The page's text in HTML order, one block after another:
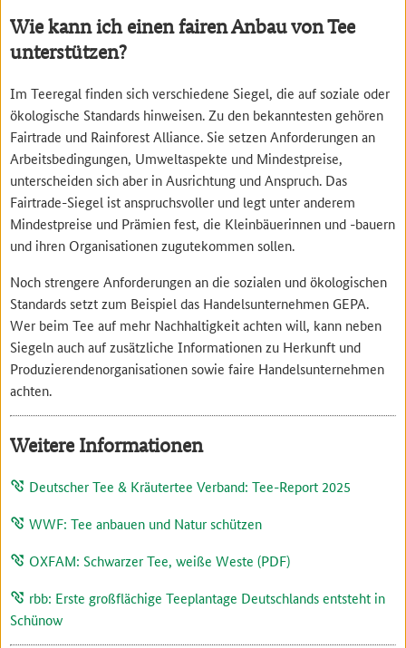
Wie kann ich einen fairen Anbau von Tee
unterstützen?
Im Teeregal finden sich verschiedene Siegel, die auf soziale oder
ökologische Standards hinweisen. Zu den bekanntesten gehören
Fairtrade und Rainforest Alliance. Sie setzen Anforderungen an
Arbeitsbedingungen, Umweltaspekte und Mindestpreise,
unterscheiden sich aber in Ausrichtung und Anspruch. Das
Fairtrade-Siegel ist anspruchsvoller und legt unter anderem
Mindestpreise und Prämien fest, die Kleinbäuerinnen und -bauern
und ihren Organisationen zugutekommen sollen.
Noch strengere Anforderungen an die sozialen und ökologischen
Standards setzt zum Beispiel das Handelsunternehmen GEPA.
Wer beim Tee auf mehr Nachhaltigkeit achten will, kann neben
Siegeln auch auf zusätzliche Informationen zu Herkunft und
Produzierendenorganisationen sowie faire Handelsunternehmen
achten.
Weitere Informationen
Deutscher Tee & Kräutertee Verband: Tee-Report 2025
WWF: Tee anbauen und Natur schützen
OXFAM: Schwarzer Tee, weiße Weste (PDF)
rbb: Erste großflächige Teeplantage Deutschlands entsteht in
Schünow